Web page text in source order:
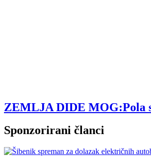
ZEMLJA DIDE MOG:Pola
Sponzorirani članci